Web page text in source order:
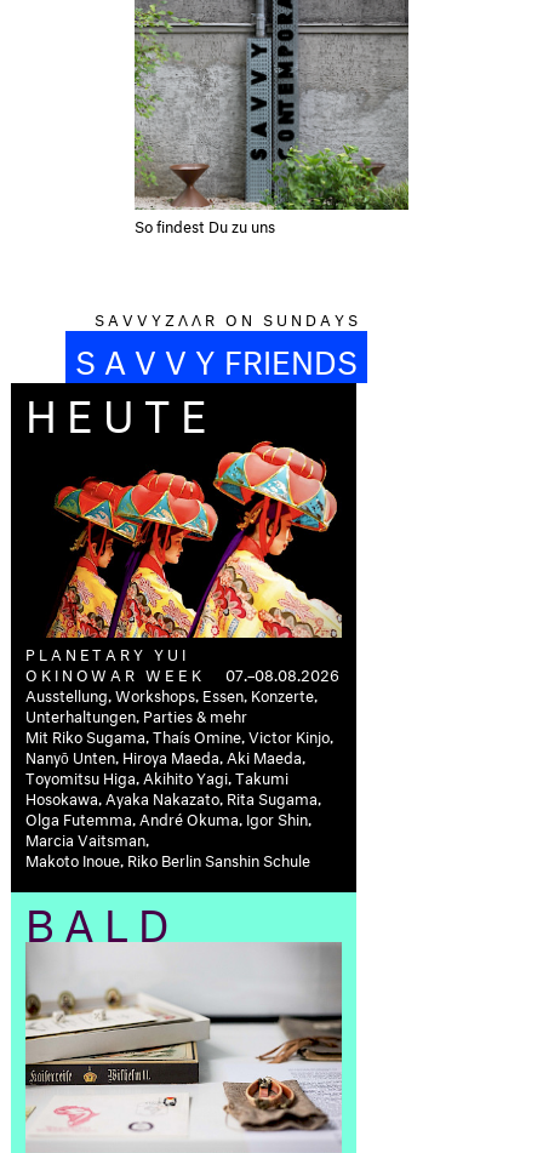
So findest Du zu uns
S A V V Y Z Λ Λ R O N S U N D A Y S
S A V V Y FRIENDS
HEUTE
PLANETARY YUI
OKINOWAR WEEK
07.–08.08.2026
Ausstellung, Workshops, Essen, Konzerte,
Unterhaltungen, Parties & mehr
Mit Riko Sugama, Thaís Omine, Victor Kinjo,
Nanyō Unten, Hiroya Maeda, Aki Maeda,
Toyomitsu Higa, Akihito Yagi, Takumi
Hosokawa, Ayaka Nakazato, Rita Sugama,
Olga Futemma, André Okuma, Igor Shin,
Marcia Vaitsman,
Makoto Inoue, Riko Berlin Sanshin Schule
BALD